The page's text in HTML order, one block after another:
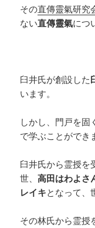
その直傳靈氣研究
ない直傳靈氣につ
臼井氏が創設した
います。
しかし、門戸を固
で学ぶことができ
臼井氏から霊授を
世、高田はわよさ
レイキとなって、
その林氏から霊授